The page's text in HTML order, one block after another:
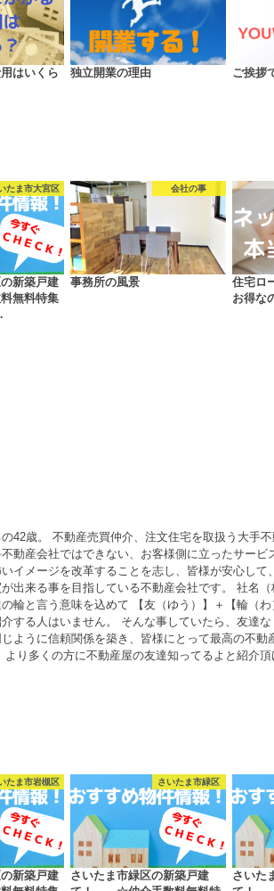
はいくら
独立開業の理由 ご挨拶
たま市大宮区
新築戸建
無料特集
会社の事
事務所の風景
住宅ロ
お得な
42歳。 不動産売買仲介、注文住宅を取扱う大手
動産会社ではできない、お客様側に立ったサービ
イメージを改革することを志し、皆様が安心して
出来る事を目指している不動産会社です。 社名
輪と言う意味を込めて 【友（ゆう）】＋【輪（わ
する人はいません。 そんな事していたら、友達
ように信頼関係を築き、皆様にとって最高の不動
より多くの方に不動産屋の友達知ってるよと紹介
たま市岩槻区
新築戸建
さいたま市緑区
さいたま市緑区の新築戸建
さいた